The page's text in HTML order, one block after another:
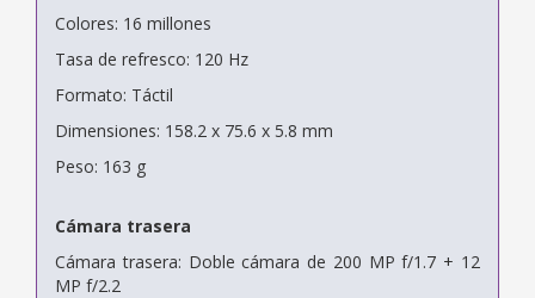
Colores: 16 millones
Tasa de refresco: 120 Hz
Formato: Táctil
Dimensiones: 158.2 x 75.6 x 5.8 mm
Peso: 163 g
Cámara trasera
Cámara trasera: Doble cámara de 200 MP f/1.7 + 12
MP f/2.2